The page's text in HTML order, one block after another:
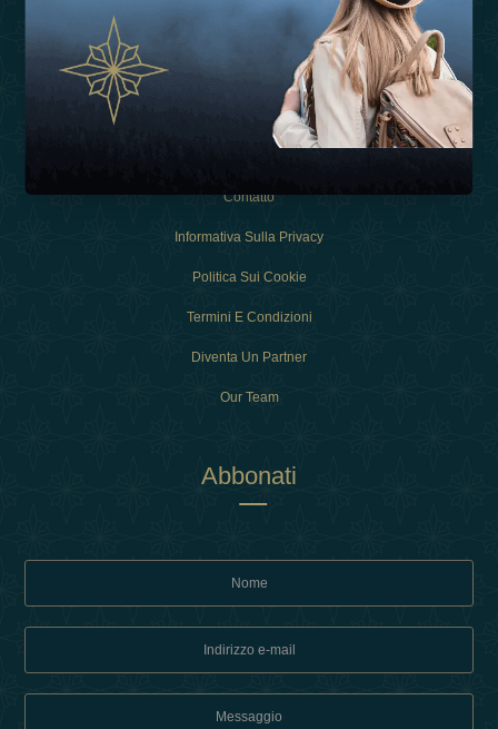
Esperienza
Contatto
Informativa Sulla Privacy
Politica Sui Cookie
Termini E Condizioni
Diventa Un Partner
Our Team
Abbonati